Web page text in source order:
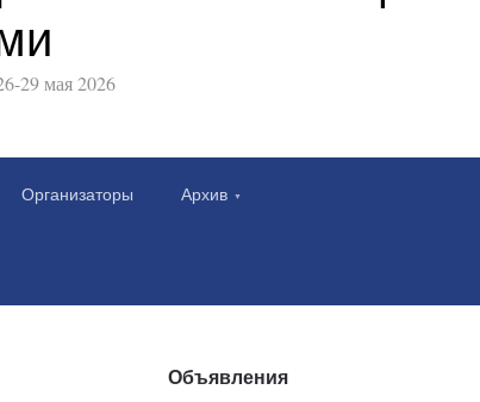
29 мая 2026
Организаторы Архив
Объявления